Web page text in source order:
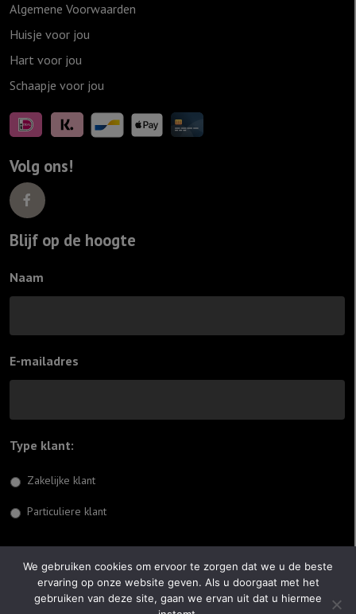
Algemene Voorwaarden
Huisje voor jou
Hart voor jou
Schaapje voor jou
Volg ons!
Blijf op de hoogte
Naam
E-mailadres
Type klant:
Zakelijke klant
Particuliere klant
© 2026 Jiftach
We gebruiken cookies om ervoor te zorgen dat we u de beste
ervaring op onze website geven. Als u doorgaat met het
gebruiken van deze site, gaan we ervan uit dat u hiermee